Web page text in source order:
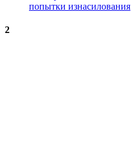
попытки изнасилования
2